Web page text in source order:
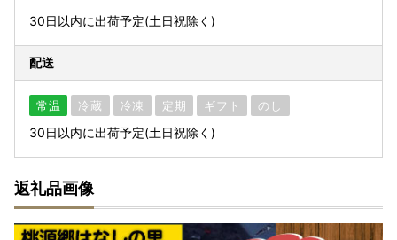
30日以内に出荷予定(土日祝除く)
配送
常温 冷蔵 冷凍 定期 ギフト のし
30日以内に出荷予定(土日祝除く)
返礼品画像